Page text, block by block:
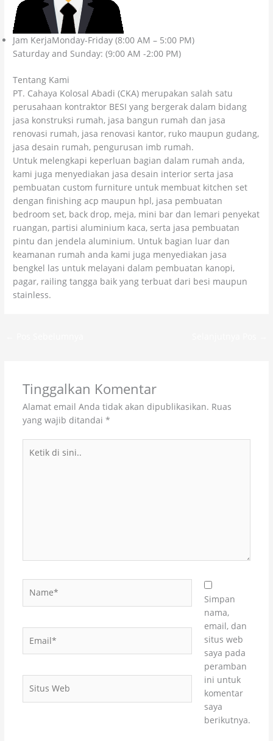
Jam KerjaMonday-Friday (8:00 AM – 5:00 PM)
Saturday and Sunday: (9:00 AM -2:00 PM)
Tentang Kami
PT. Cahaya Kolosal Abadi (CKA) merupakan salah satu
perusahaan kontraktor BESI yang bergerak dalam bidang
jasa konstruksi rumah, jasa bangun rumah dan jasa
renovasi rumah, jasa renovasi kantor, ruko maupun gudang,
jasa desain rumah, pengurusan imb rumah.
Untuk melengkapi keperluan bagian dalam rumah anda,
kami juga menyediakan jasa desain interior serta jasa
pembuatan custom furniture untuk membuat kitchen set
dengan finishing acp maupun hpl, jasa pembuatan
bedroom set, back drop, meja, mini bar dan lemari penyekat
ruangan, partisi aluminium kaca, serta jasa pembuatan
pintu dan jendela aluminium. Untuk bagian luar dan
keamanan rumah anda kami juga menyediakan jasa
bengkel las untuk melayani dalam pembuatan kanopi,
pagar, railing tangga baik yang terbuat dari besi maupun
stainless.
Tinggalkan Komentar
Alamat email Anda tidak akan dipublikasikan. Ruas
yang wajib ditandai *
Web
Simpan
nama,
email, dan
situs web
saya pada
peramban
ini untuk
komentar
saya
berikutnya.